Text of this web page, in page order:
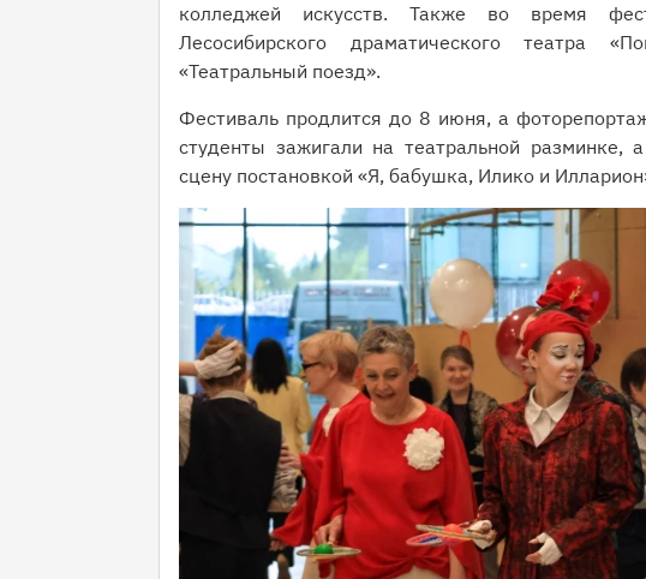
колледжей искусств. Также во время
Лесосибирского драматического театра
«Театральный поезд».
Фестиваль продлится до 8 июня, а
студенты зажигали на театральной разминке,
сцену постановкой «Я, бабушка, Илико и